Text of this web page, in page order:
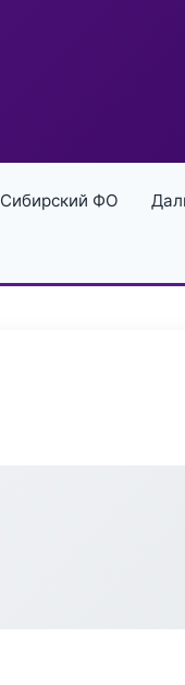
Сибирский ФО